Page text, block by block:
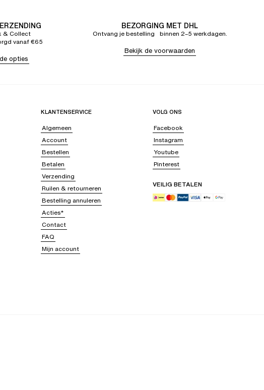
& Collect
vanaf €65
opties
BEZORGING MET DHL
Ontvang je bestelling binnen 2–5 werkdagen.
Bekijk de voorwaarden
KLANTENSERVICE
Algemeen
Account
Bestellen
Betalen
Verzending
Ruilen & retourneren
Bestelling annuleren
Acties*
Contact
FAQ
Mijn account
VOLG ONS
Facebook
Instagram
Youtube
Pinterest
VEILIG BETALEN